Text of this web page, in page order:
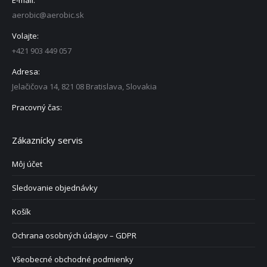
aerobic@aerobic.sk
Volajte:
+421 903 449 057
Adresa:
Jelačičova 14, 821 08 Bratislava, Slovakia
Pracovný čas:
Zákaznícky servis
Môj účet
Sledovanie objednávky
Košík
Ochrana osobných údajov – GDPR
Všeobecné obchodné podmienky